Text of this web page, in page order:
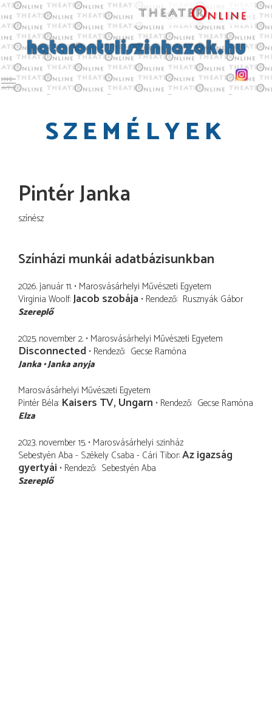
Toggle main menu visibility
SZEMÉLYEK
Pintér Janka
színész
Színházi munkái adatbázisunkban
2026. január 11. Marosvásárhelyi Művészeti Egyetem
Virginia Woolf Jacob szobája Rendező Rusznyák Gábor
Szereplő
2025. november 2. Marosvásárhelyi Művészeti Egyetem
Disconnected Rendező Gecse Ramóna
Janka Janka anyja
Marosvásárhelyi Művészeti Egyetem
Pintér Béla Kaisers TV, Ungarn Rendező Gecse Ramóna
Elza
2023. november 15. Marosvásárhelyi szinház
Sebestyén Aba - Székely Csaba - Cári Tibor Az igazság
gyertyái Rendező Sebestyén Aba
Szereplő